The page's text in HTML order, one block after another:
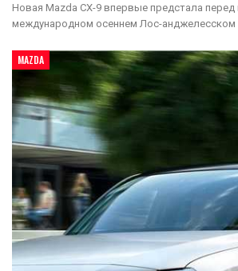
Новая Mazda CX-9 впервые предстала
международном осеннем Лос-анджелесском
MAZDA